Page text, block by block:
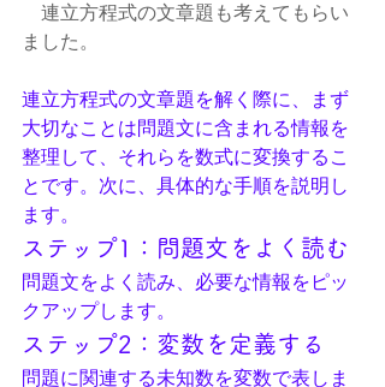
連立方程式の文章題も考えてもらい
ました。
連立方程式の文章題を解く際に、まず
大切なことは問題文に含まれる情報を
整理して、それらを数式に変換するこ
とです。次に、具体的な手順を説明し
ます。
ステップ1：問題文をよく読む
問題文をよく読み、必要な情報をピッ
クアップします。
ステップ2：変数を定義する
問題に関連する未知数を変数で表しま